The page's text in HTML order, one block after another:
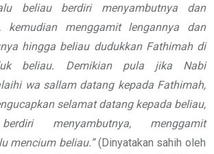
beliau berdiri menyambutnya dan
kemudian menggamit lengannya dan
hingga beliau dudukkan Fathimah di
beliau. Demikian pula jika Nabi
wa sallam datang kepada Fathimah,
selamat datang kepada beliau,
menyambutnya, menggamit
mencium beliau.”(Dinyatakan sahih oleh